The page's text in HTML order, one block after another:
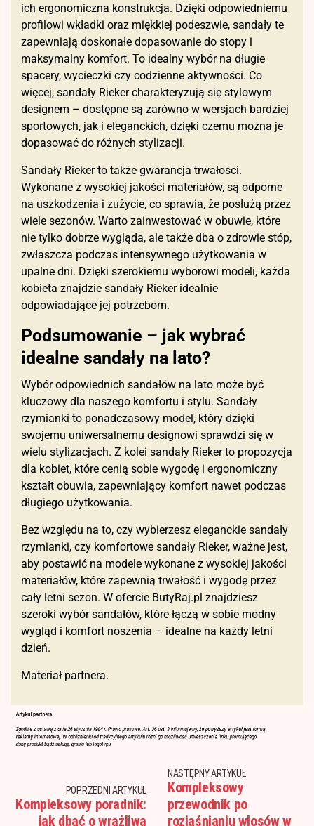
ich ergonomiczna konstrukcja. Dzięki odpowiedniemu
profilowi wkładki oraz miękkiej podeszwie, sandały te
zapewniają doskonałe dopasowanie do stopy i
maksymalny komfort. To idealny wybór na długie
spacery, wycieczki czy codzienne aktywności. Co
więcej, sandały Rieker charakteryzują się stylowym
designem – dostępne są zarówno w wersjach bardziej
sportowych, jak i eleganckich, dzięki czemu można je
dopasować do różnych stylizacji.
Sandały Rieker to także gwarancja trwałości.
Wykonane z wysokiej jakości materiałów, są odporne
na uszkodzenia i zużycie, co sprawia, że posłużą przez
wiele sezonów. Warto zainwestować w obuwie, które
nie tylko dobrze wygląda, ale także dba o zdrowie stóp,
zwłaszcza podczas intensywnego użytkowania w
upalne dni. Dzięki szerokiemu wyborowi modeli, każda
kobieta znajdzie sandały Rieker idealnie
odpowiadające jej potrzebom.
Podsumowanie – jak wybrać
idealne sandały na lato?
Wybór odpowiednich sandałów na lato może być
kluczowy dla naszego komfortu i stylu. Sandały
rzymianki to ponadczasowy model, który dzięki
swojemu uniwersalnemu designowi sprawdzi się w
wielu stylizacjach. Z kolei sandały Rieker to propozycja
dla kobiet, które cenią sobie wygodę i ergonomiczny
kształt obuwia, zapewniający komfort nawet podczas
długiego użytkowania.
Bez względu na to, czy wybierzesz eleganckie sandały
rzymianki, czy komfortowe sandały Rieker, ważne jest,
aby postawić na modele wykonane z wysokiej jakości
materiałów, które zapewnią trwałość i wygodę przez
cały letni sezon. W ofercie ButyRaj.pl znajdziesz
szeroki wybór sandałów, które łączą w sobie modny
wygląd i komfort noszenia – idealne na każdy letni
dzień.
Materiał partnera.
POPRZEDNI ARTYKUŁ
Kompleksowy poradnik:
jak dbać o wrażliwą
NASTĘPNY ARTYKUŁ
Kompleksowy
przewodnik po
rozjaśnianiu włosów w